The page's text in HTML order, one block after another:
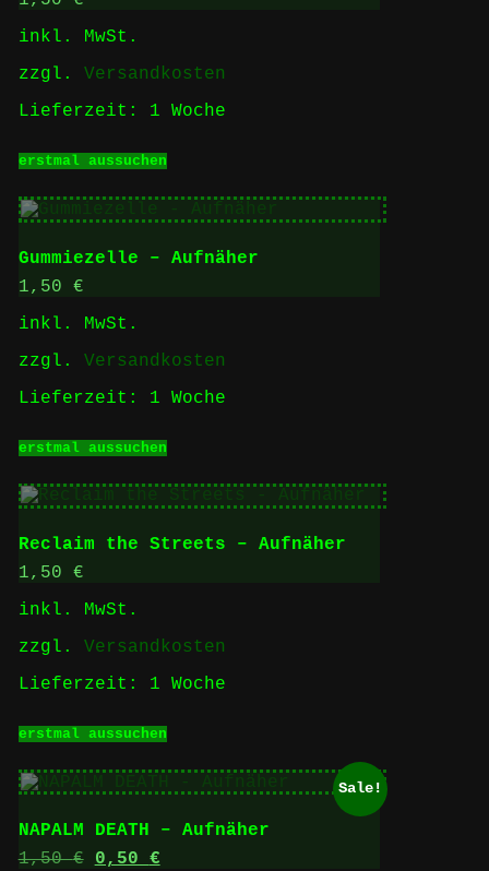
werden
inkl. MwSt.
zzgl. Versandkosten
Lieferzeit: 1 Woche
erstmal aussuchenProdukt
mehrere
Varianten
auf.
Die
Produktseite
werden
Gummiezelle – Aufnäher
1,50 €
inkl. MwSt.
zzgl. Versandkosten
Lieferzeit: 1 Woche
erstmal aussuchenProdukt
mehrere
Varianten
Die
Produktseite
werden
Reclaim the Streets – Aufnäher
1,50 €
inkl. MwSt.
zzgl. Versandkosten
Lieferzeit: 1 Woche
erstmal aussuchenProdukt
mehrere
Varianten
auf.
Die
Sale!
NAPALM DEATH – Aufnäher
1,50€
Ursprünglicher
0,50 €Aktueller